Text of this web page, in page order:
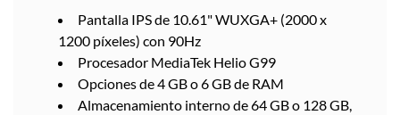
Pantalla IPS de 10.61" WUXGA+ (2000 x
1200 píxeles) con 90Hz
Procesador MediaTek Helio G99
Opciones de 4 GB o 6 GB de RAM
Almacenamiento interno de 64 GB o 128 GB,